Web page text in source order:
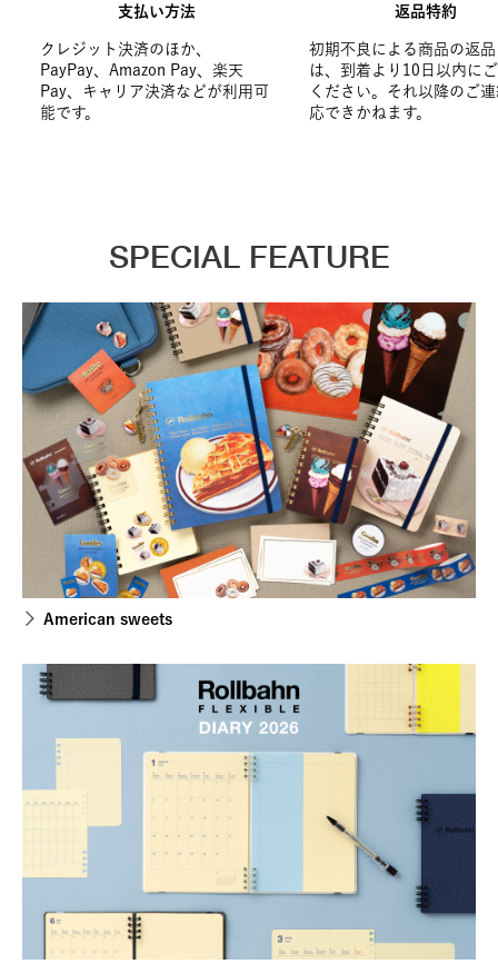
支払い方法
クレジット決済のほか、
PayPay、Amazon Pay、楽天
Pay、キャリア決済などが利用可
能です。
返品特約
初期不良による商品の返
は、到着より10日以内に
ください。それ以降のご
応できかねます。
SPECIAL FEATURE
American sweets